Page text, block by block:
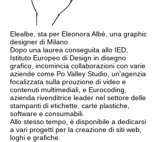
Elealbe, sta per Eleonora Albè, una graphic
designer di Milano.
Dopo una laurea conseguita allo IED,
Istituto Europeo di Design in disegno
grafico, incomincia collaborazioni con varie
aziende come Po Valley Studio, un'agenzia
focalizzata sulla prouzione di video e
contenuti multimediali, e Eurocoding,
azienda rivenditrice leader nel settore delle
stampanti di etichette, carte plastiche,
software e consumabili.
Allo stesso tempo, è disponibile a dedicarsi
a vari progetti per la creazione di siti web,
loghi e grafiche.